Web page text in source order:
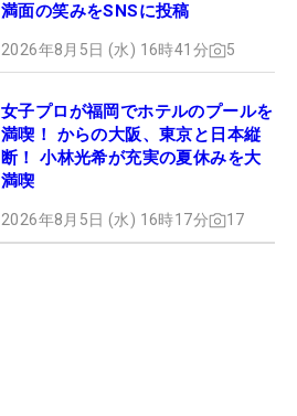
満面の笑みをSNSに投稿
2026年8月5日 (水) 16時41分 5
女子プロが福岡でホテルのプールを
満喫！ からの大阪、東京と日本縦
断！ 小林光希が充実の夏休みを大
満喫
2026年8月5日 (水) 16時17分 17